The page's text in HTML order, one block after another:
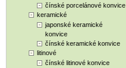
čínské porcelánové konvice
keramické
japonské keramické
konvice
čínské keramické konvice
litinové
čínské litinové konvice